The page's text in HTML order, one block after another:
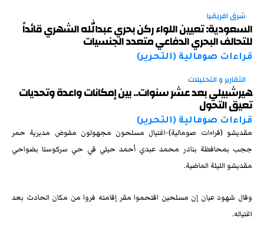
شرق افريقيا
السعودية: تعيين اللواء ركن بحري عبدالله الشهري قائداً
للتحالف البحري الدفاعي متعدد الجنسيات
قراءات صومالية (التحرير)
التقارير و التحليلات
هيرشبيلي بعد عشر سنوات.. بين إمكانات واعدة وتحديات
تعيق التحول
قراءات صومالية (التحرير)
مقديشو (قراءات صومالية)-اغتيال مسلحون مجهولون مفوض مديرية حمر
ججب بمحافظة بنادر محمد عبدي أحمد حيلي في حي سركوستا بضواحي
مقديشو الليلة الماضية.
وقال شهود عيان إن مسلحين اقتحموا مقر إقامته فروا من مكان الحادث بعد
اغتياله.